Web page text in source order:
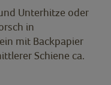
Unterhitze oder
in
mit Backpapier
Schiene ca.